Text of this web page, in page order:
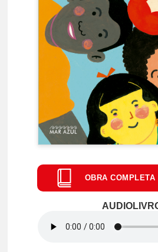
OBRA COMPLETA
Leia o livro na